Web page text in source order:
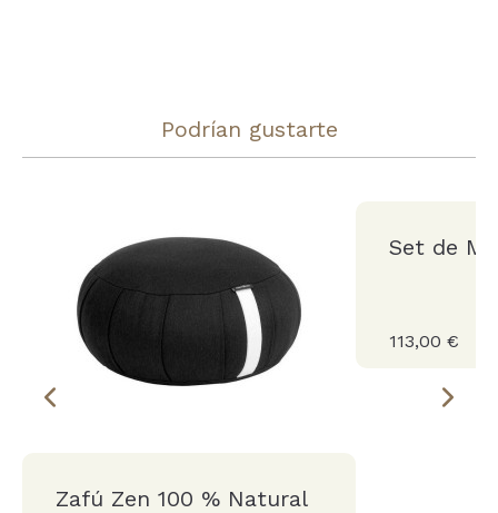
Podrían gustarte
Zafú Zen 100 % Natural
Set de
113,00 €